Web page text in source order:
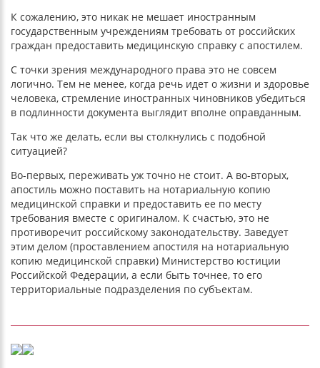
К сожалению, это никак не мешает иностранным
государственным учреждениям требовать от российских
граждан предоставить медицинскую справку с апостилем.
С точки зрения международного права это не совсем
логично. Тем не менее, когда речь идет о жизни и здоровье
человека, стремление иностранных чиновников убедиться
в подлинности документа выглядит вполне оправданным.
Так что же делать, если вы столкнулись с подобной
ситуацией?
Во-первых, переживать уж точно не стоит. А во-вторых,
апостиль можно поставить на нотариальную копию
медицинской справки и предоставить ее по месту
требования вместе с оригиналом. К счастью, это не
противоречит российскому законодательству. Заведует
этим делом (проставлением апостиля на нотариальную
копию медицинской справки) Министерство юстиции
Российской Федерации, а если быть точнее, то его
территориальные подразделения по субъектам.